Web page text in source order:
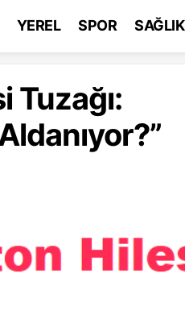
YEREL SPOR SAĞLIK
Tuzağı: